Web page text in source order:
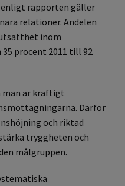
rapporten gäller
relationer. Andelen
inom
procent 2011 till 92
män är kraftigt
Därför
och riktad
tryggheten och
målgruppen.